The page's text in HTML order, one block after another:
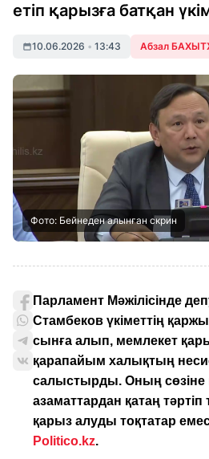
етіп қарызға батқан
10.06.2026 • 13:43 Абзал
Фото: Бейнеден алынған скрин
Парламент Мәжілісінде
Стамбеков үкіметтің
сынға алып, мемлекет
қарапайым халықтың
салыстырды. Оның сөзіне
азаматтардан қатаң тәртіп
қарыз алуды тоқтатар
Politico.kz.